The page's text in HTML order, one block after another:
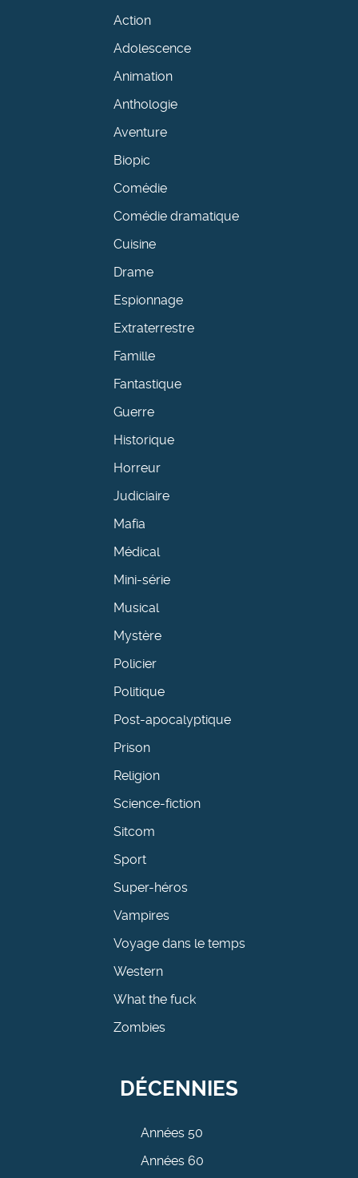
Action
Adolescence
Animation
Anthologie
Aventure
Biopic
Comédie
Comédie dramatique
Cuisine
Drame
Espionnage
Extraterrestre
Famille
Fantastique
Guerre
Historique
Horreur
Judiciaire
Mafia
Médical
Mini-série
Musical
Mystère
Policier
Politique
Post-apocalyptique
Prison
Religion
Science-fiction
Sitcom
Sport
Super-héros
Vampires
Voyage dans le temps
Western
What the fuck
Zombies
DÉCENNIES
Années 50
Années 60